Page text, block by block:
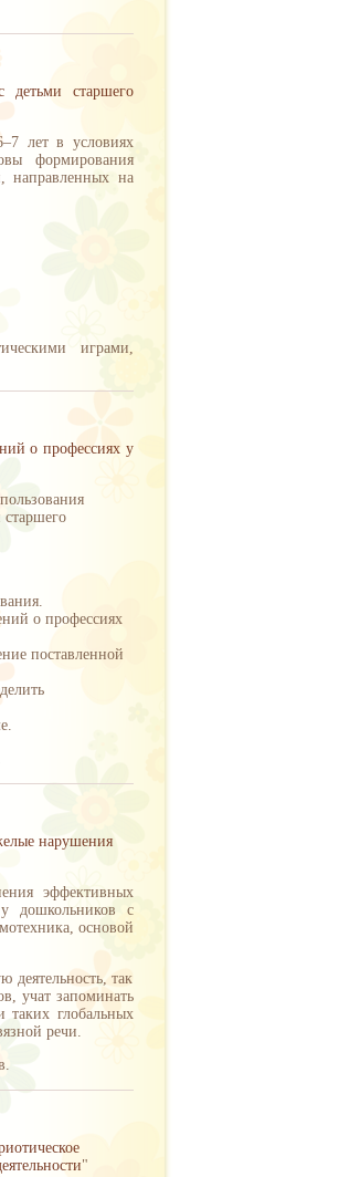
детьми старшего
лет в условиях
формирования
направленных на
играми,
о профессиях у
старшего
о профессиях
поставленной
нарушения
эффективных
дошкольников с
основой
деятельность, так
учат запоминать
таких глобальных
речи.
"